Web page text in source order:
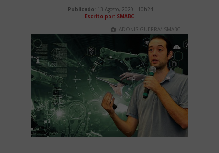
Publicado: 13 Agosto, 2020 - 10h24
Escrito por: SMABC
ADONIS GUERRA/ SMABC